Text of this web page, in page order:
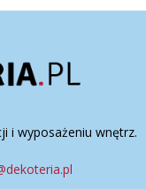
i wyposażeniu wnętrz.